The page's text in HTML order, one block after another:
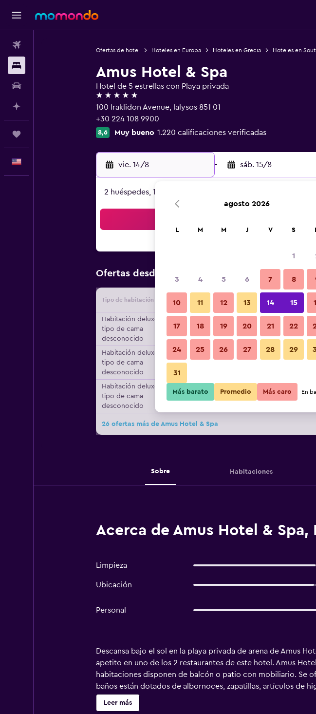
Ofertas de hotel Hoteles en Europa Hoteles en Grecia Hoteles en
Amus Hotel & Spa
Hotel de 5 estrellas con Playa privada
5 estrellas
100 Iraklidon Avenue, Ialysos 851 01
+30 224 108 9900
8,6 Muy bueno 1.220 calificaciones verificadas
vie. 14/8 - sáb. 15/8
2 huéspedes, 1 habitación
Ofertas desde Oferta más barata de precio por
Tipo de habitación Proveedor Total noche
Habitación deluxe,
tipo de cama
desconocido
$107 Ver
Habitación deluxe,
tipo de cama
desconocido
Habitación deluxe,
tipo de cama
desconocido
$135
26 ofertas más de Amus Hotel & Spa
Sobre Habitaciones
Acerca de Amus Hotel & Spa,
Limpieza
Ubicación
Personal
Descansa bajo el sol en la playa privada de arena de Amus
apetito en uno de los 2 restaurantes de este hotel. Amus
habitaciones disponen de balcón o patio con mobiliario. Se
baños están dotados de albornoces, zapatillas, artículos de
huéspedes pueden navegar por la web gracias a nuestro
cortinas opacas. Se ofrece servicio de limpieza todos los
Leer más
agosto 2026
L M M J V S
1
3 4 5 6 7 8
10 11 12 13 14 15
17 18 19 20 21 22
24 25 26 27 28 29
31
Más barato Promedio Más caro En